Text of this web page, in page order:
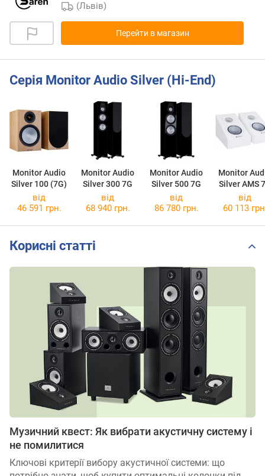
(Львів)
Перейти в магазин
Серія Monitor Audio Silver (Hi-End)
Monitor Audio
Silver 100 (7G)
Monitor Audio
Silver 300 7G
Monitor Audio
Silver 500 7G
Monitor
Silver AMS
Dolby
від
46 591 грн.
від
68 940 грн.
від
86 780 грн.
від
60 113
Корисні статті
Музичний квест: Як вибрати акустичну систему і
не помилитися
Ключові критерії вибору акустичної системи: що